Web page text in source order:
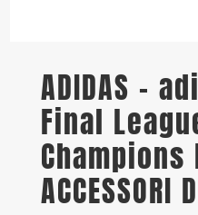
ADIDAS –
Final
Champions
ACCESSORI